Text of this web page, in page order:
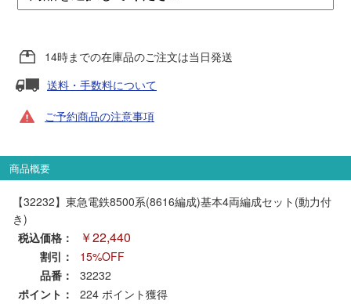
さんけい
トラムウェイ
セール品・キャンペーン
セール商品
14時までの在庫品のご注文は当日発送
送料・手数料について
ご予約商品の注意事項
商品概要
【32232】東急電鉄8500系(8616編成)基本4両編成セット(動力付
き)
税込価格：
￥22,440
割引：
15%OFF
品番：
32232
ポイント：
224 ポイント獲得